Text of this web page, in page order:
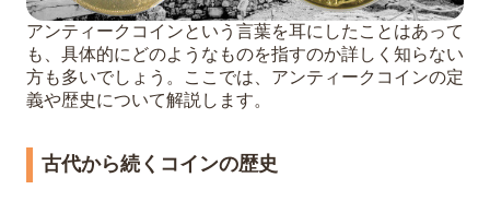
Q1. 鑑定書やケースがないコインでも買
取できますか？
Q2. 錆びたり汚れたりしている古いお金
も売れますか？
イン、どちらも対応していますか？
アンティークコインという言葉を耳にしたことはあって
も、具体的にどのようなものを指すのか詳しく知らない
方も多いでしょう。ここでは、アンティークコインの定
義や歴史について解説します。
古代から続くコインの歴史